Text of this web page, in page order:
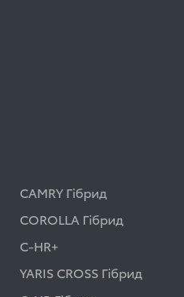
CAMRY Гібрид
COROLLA Гібрид
C-HR+
YARIS CROSS Гібрид